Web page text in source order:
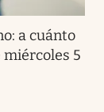
a cuánto
5